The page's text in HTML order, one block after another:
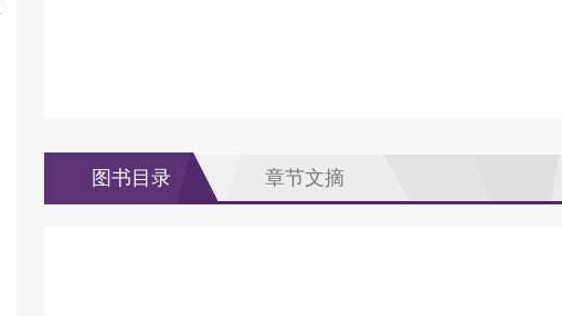
图书目录 章节文摘